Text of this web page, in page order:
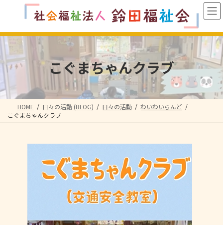
ン
へ
ス
ッ
プ
ー
ョ
ン
移
動
こぐまちゃんクラブ
HOME 日々の活動 (BLOG) 日々の活動
わいわいらんど
こぐまちゃんクラブ